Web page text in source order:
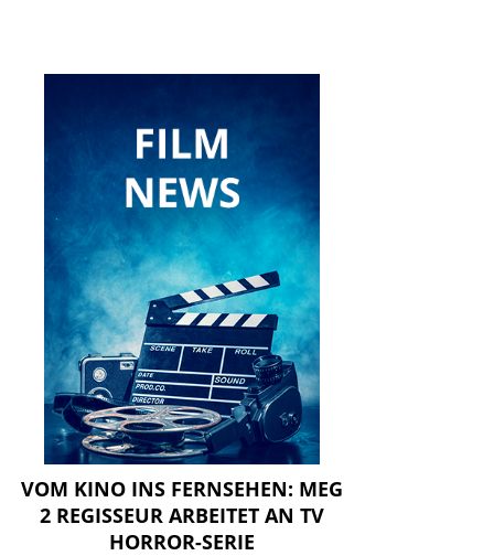
VOM KINO INS FERNSEHEN: MEG
2 REGISSEUR ARBEITET AN TV
HORROR-SERIE